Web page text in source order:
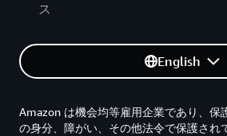
ス
English
Amazon は機会均等雇用企業であり、保
の身分、障がい、その他法令で保護され